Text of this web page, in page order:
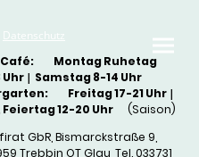
Datenschutz
& Café: Montag Ruhetag
| Samstag 8-14 Uhr
Freitag 17-21 Uhr |
Feiertag 12-20 Uhr (Saison)
GbR, Bismarckstraße 9,
Trebbin OT Glau, Tel. 033731